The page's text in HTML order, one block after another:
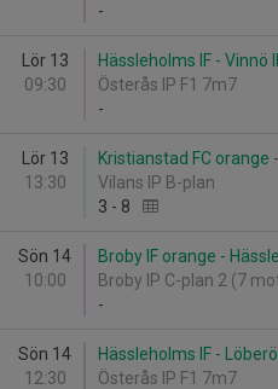
-
Lör 13
09:30
Hässleholms IF - Vinnö
Österås IP F1 7m7
-
Lör 13
13:30
Kristianstad FC orange
Vilans IP B-plan
3 - 8
Sön 14
10:00
Broby IF orange -
Broby IP C-plan 2 (7
-
Sön 14
12:30
Hässleholms IF -
Österås IP F1 7m7